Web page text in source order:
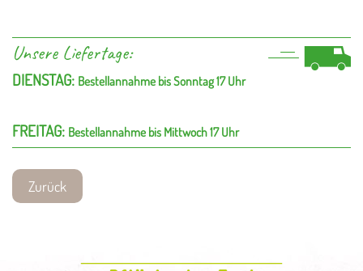
Unsere Liefertage:
DIENSTAG: Bestellannahme bis Sonntag 17 Uhr
FREITAG: Bestellannahme bis Mittwoch 17 Uhr
Zurück